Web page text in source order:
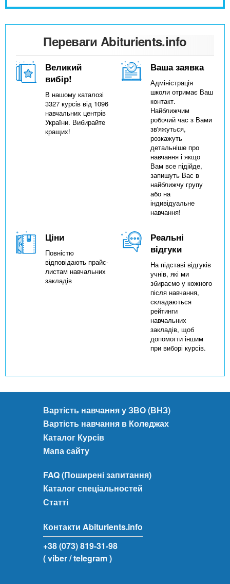
Переваги Abiturients.info
Великий
вибір!
В нашому каталозі
3327 курсів від 1096
навчальних центрів
України. Вибирайте
кращих!
Ваша заявка
Адміністрація
школи отримає Ваш
контакт.
Найближчим
робочий час з Вами
зв'яжуться,
розкажуть
детальніше про
навчання і якщо
Вам все підійде,
запишуть Вас в
найближчу групу
або на
індивідуальне
навчання!
Ціни
Повністю
відповідають прайс-
листам навчальних
закладів
Реальні
відгуки
На підставі відгуків
учнів, які ми
збираємо у кожного
після навчання,
складаються
рейтинги
навчальних
закладів, щоб
допомогти іншим
при виборі курсів.
Вартість навчання у ЗВО (ВНЗ)
Вартість навчання в Коледжах
Каталог Курсів
Мапа сайту
FAQ (Поширені запитання)
Каталог спеціальностей
Статті
Контакти Abiturients.info
+38 (073) 819-31-98
( viber/ telegram )